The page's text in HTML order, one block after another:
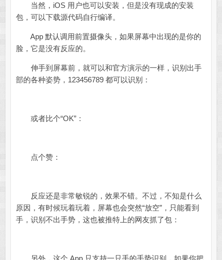
当然，iOS 用户也可以安装，但是没有现成的安装
包，可以下载源代码自行编译。
App 默认调用前置摄像头，如果屏幕中出现的是你的
脸，它是没有反应的。
伸手到屏幕前，就可以和官方演示的一样，识别出手
部的各种姿势，123456789 都可以识别：
或者比个“OK”：
点个赞：
反应还是非常敏锐的，效果不错。不过，不知是什么
原因，有时候玩着玩着，屏幕也会突然“放空”，只能看到
手，识别不出手势，这也被推特上的网友抓了包：
另外，这个 App 只支持一只手的手势识别，如果你把